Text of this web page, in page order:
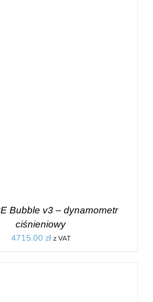
Bubble v3 – dynamometr
ciśnieniowy
4715.00 zł z VAT